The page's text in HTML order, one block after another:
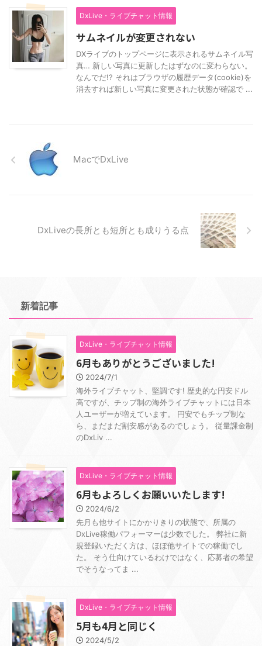
DxLive・ライブチャット情報
サムネイルが変更されない
DXライブのトップページに表示されるサムネイル写
真… 新しい写真に更新したはずなのに変わらない。
なんでだ!? それはブラウザの履歴データ(cookie)を
消去すれば新しい写真に変更された状態が確認で ...
MacでDxLive
DxLiveの長所とも短所とも成りうる点
新着記事
DxLive・ライブチャット情報
6月もありがとうございました!
2024/7/1
海外ライブチャット、堅調です! 歴史的な円安ドル
高ですが、チップ制の海外ライブチャットには日本
人ユーザーが増えています。 円安でもチップ制な
ら、まだまだ割安感があるのでしょう。 従量課金制
のDxLiv ...
DxLive・ライブチャット情報
6月もよろしくお願いいたします!
2024/6/2
先月も他サイトにかかりきりの状態で、所属の
DxLive稼働パフォーマーは少数でした。 弊社に新
規登録いただく方は、ほぼ他サイトでの稼働でし
た。 そう仕向けているわけではなく、応募者の希望
でそうなってま ...
DxLive・ライブチャット情報
5月も4月と同じく
2024/5/2